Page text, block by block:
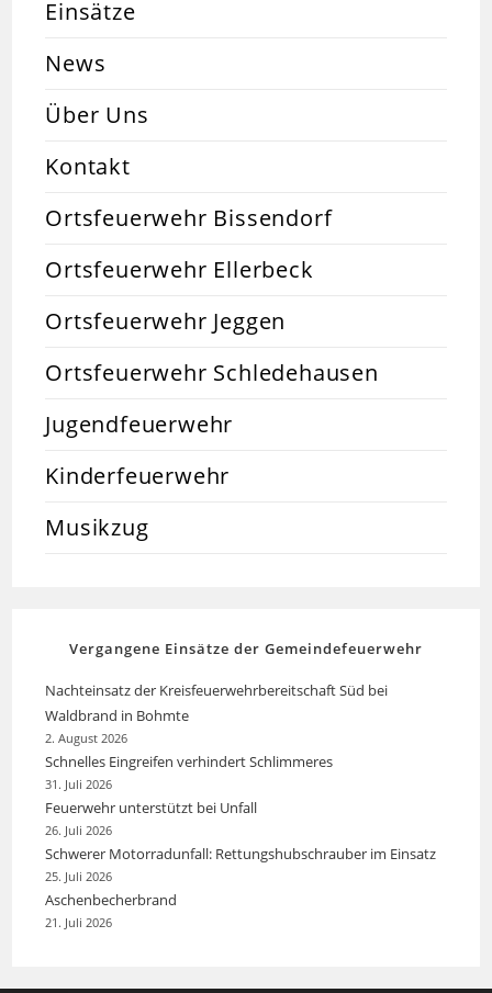
Einsätze
News
Über Uns
Kontakt
Ortsfeuerwehr Bissendorf
Ortsfeuerwehr Ellerbeck
Ortsfeuerwehr Jeggen
Ortsfeuerwehr Schledehausen
Jugendfeuerwehr
Kinderfeuerwehr
Musikzug
Vergangene Einsätze der Gemeindefeuerwehr
Nachteinsatz der Kreisfeuerwehrbereitschaft Süd bei
Waldbrand in Bohmte
2. August 2026
Schnelles Eingreifen verhindert Schlimmeres
31. Juli 2026
Feuerwehr unterstützt bei Unfall
26. Juli 2026
Schwerer Motorradunfall: Rettungshubschrauber im Einsatz
25. Juli 2026
Aschenbecherbrand
21. Juli 2026